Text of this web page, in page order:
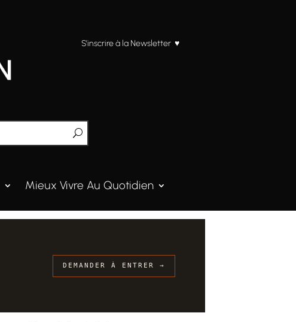
S’inscrire à la Newsletter ♥
Mieux Vivre Au Quotidien
DEMANDER À ENTRER →